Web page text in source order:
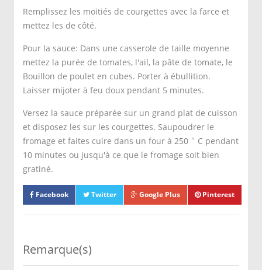
Remplissez les moitiés de courgettes avec la farce et
mettez les de côté.
Pour la sauce: Dans une casserole de taille moyenne
mettez la purée de tomates, l'ail, la pâte de tomate, le
Bouillon de poulet en cubes. Porter à ébullition.
Laisser mijoter à feu doux pendant 5 minutes.
Versez la sauce préparée sur un grand plat de cuisson
et disposez les sur les courgettes. Saupoudrer le
fromage et faites cuire dans un four à 250 ˚ C pendant
10 minutes ou jusqu'à ce que le fromage soit bien
gratiné.
Facebook Twitter Google Plus Pinterest
Remarque(s)